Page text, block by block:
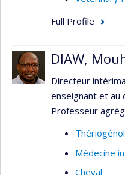
Full Profile
DIAW,
Directeur
enseignant et au
Professeur
Médecine
Cheval